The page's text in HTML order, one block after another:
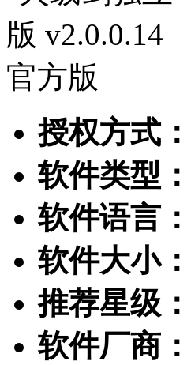
授权方式：
软件类型：
软件语言：
软件大小：
推荐星级：
软件厂商：